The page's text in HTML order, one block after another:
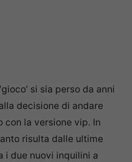
si sia perso da anni
decisione di andare
con la versione vip. In
risulta dalle ultime
i due nuovi inquilini a